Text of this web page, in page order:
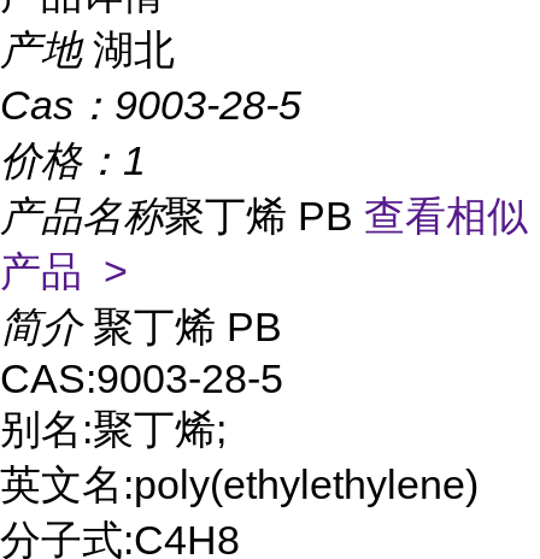
产地 湖北
Cas： 9003-28-5
价格： 1
产品名称聚丁烯 PB 查看相似
产品 >
简介 聚丁烯 PB
CAS:9003-28-5
别名:聚丁烯;
英文名:poly(ethylethylene)
分子式:C4H8